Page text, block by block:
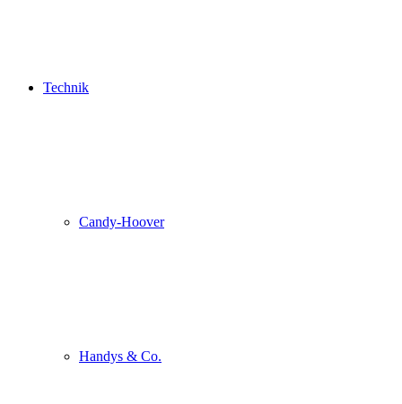
Technik
Candy-Hoover
Handys & Co.